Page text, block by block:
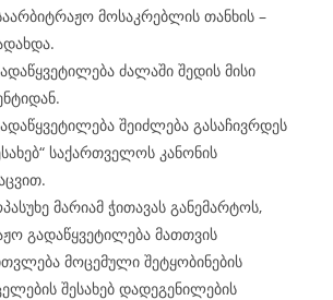
მოსაკრებლის თანხის –
ძალაში შედის მისი
შეიძლება გასაჩივრდეს
საქართველოს კანონის
მარიამ ჭითავას განემარტოს,
გადაწყვეტილება მათთვის
მოცემული შეტყობინების
შესახებ დადეგენილების